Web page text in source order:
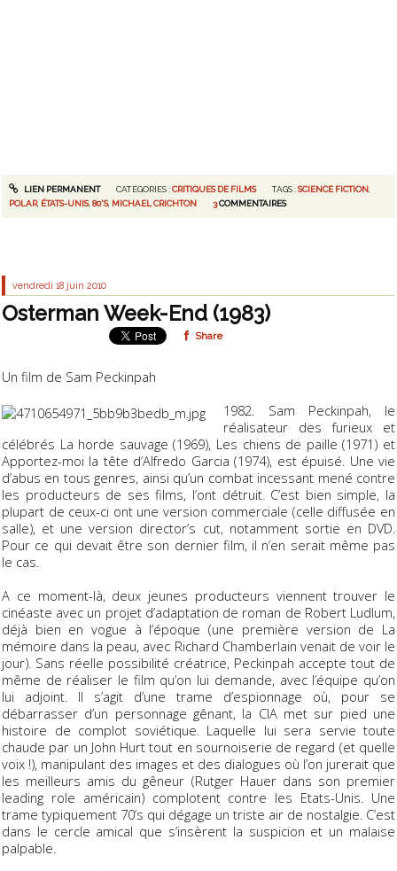
LIEN PERMANENT CATÉGORIES :CRITIQUES DE FILMS TAGS :SCIENCE FICTION
POLAR, ÉTATS-UNIS,80'S, MICHAEL CRICHTON 3COMMENTAIRES
vendredi 18 juin 2010
Osterman Week-End (1983)
Share
Un film de Sam Peckinpah
1982. Sam Peckinpah, le
réalisateur des furieux et
célébrés La horde sauvage (1969), Les chiens de paille (1971) et
Apportez-moi la tête d’Alfredo Garcia (1974), est épuisé. Une vie
d’abus en tous genres, ainsi qu’un combat incessant mené contre
les producteurs de ses films, l’ont détruit. C’est bien simple, la
plupart de ceux-ci ont une version commerciale (celle diffusée en
salle), et une version director’s cut, notamment sortie en DVD.
Pour ce qui devait être son dernier film, il n’en serait même pas
le cas.
A ce moment-là, deux jeunes producteurs viennent trouver le
cinéaste avec un projet d’adaptation de roman de Robert Ludlum,
déjà bien en vogue à l’époque (une première version de La
mémoire dans la peau, avec Richard Chamberlain venait de voir le
jour). Sans réelle possibilité créatrice, Peckinpah accepte tout de
même de réaliser le film qu’on lui demande, avec l’équipe qu’on
lui adjoint. Il s’agit d’une trame d’espionnage où, pour se
débarrasser d’un personnage gênant, la CIA met sur pied une
histoire de complot soviétique. Laquelle lui sera servie toute
chaude par un John Hurt tout en sournoiserie de regard (et quelle
voix !), manipulant des images et des dialogues où l’on jurerait que
les meilleurs amis du gêneur (Rutger Hauer dans son premier
leading role américain) complotent contre les Etats-Unis. Une
trame typiquement 70’s qui dégage un triste air de nostalgie. C’est
dans le cercle amical que s’insèrent la suspicion et un malaise
palpable.